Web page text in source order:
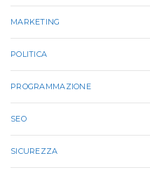
MARKETING
POLITICA
PROGRAMMAZIONE
SEO
SICUREZZA